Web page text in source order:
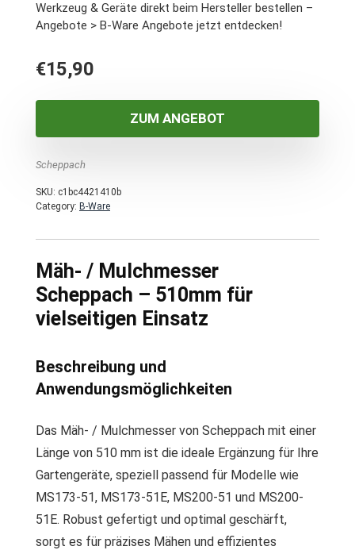
Werkzeug & Geräte direkt beim Hersteller bestellen –
Angebote > B-Ware Angebote jetzt entdecken!
€15,90
ZUM ANGEBOT
Scheppach
SKU: c1bc4421410b
Category: B-Ware
Mäh- / Mulchmesser
Scheppach – 510mm für
vielseitigen Einsatz
Beschreibung und
Anwendungsmöglichkeiten
Das Mäh- / Mulchmesser von Scheppach mit einer
Länge von 510 mm ist die ideale Ergänzung für Ihre
Gartengeräte, speziell passend für Modelle wie
MS173-51, MS173-51E, MS200-51 und MS200-
51E. Robust gefertigt und optimal geschärft,
sorgt es für präzises Mähen und effizientes